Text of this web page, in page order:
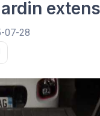
07-28